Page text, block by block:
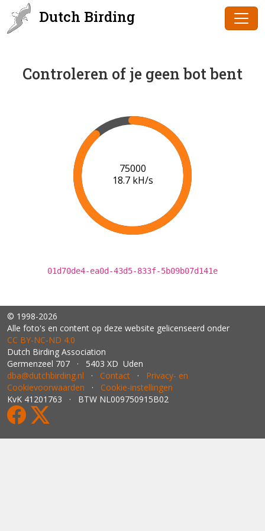
Dutch Birding
Controleren of je geen bot bent
76000
18.7 kH/s
01d70de4-ea0d-43d5-833f-5b09b07d141e
© 1998-2026
Alle foto's en content op deze website gelicenseerd onder
CC BY‑NC‑ND 4.0
Dutch Birding Association
Germenzeel 707 · 5403 XD Uden
dba@dutchbirding.nl · Contact · Privacy- en
Cookievoorwaarden · Cookie-instellingen
KvK 41201763 · BTW NL009750915B02